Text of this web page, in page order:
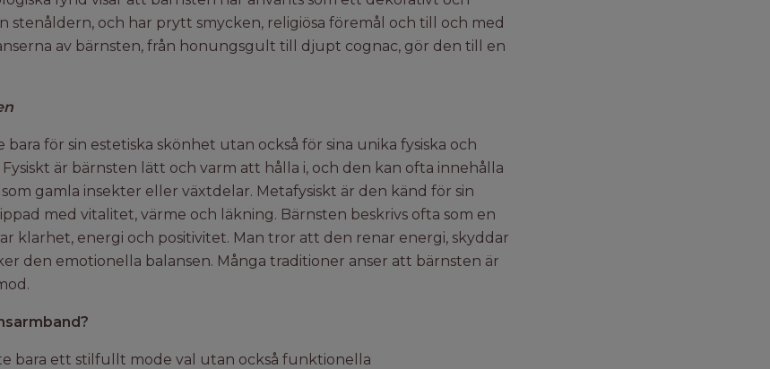
stenåldern, och har prytt smycken, religiösa föremål och till och med
av bärnsten, från honungsgult till djupt cognac, gör den till en
för sin estetiska skönhet utan också för sina unika fysiska och
är bärnsten lätt och varm att hålla i, och den kan ofta innehålla
gamla insekter eller växtdelar. Metafysiskt är den känd för sin
med vitalitet, värme och läkning. Bärnsten beskrivs ofta som en
klarhet, energi och positivitet. Man tror att den renar energi, skyddar
den emotionella balansen. Många traditioner anser att bärnsten är
bara ett stilfullt mode val utan också funktionella